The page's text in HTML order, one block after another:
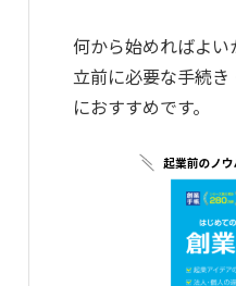
何から始めればよ
立前に必要な手続
におすすめです。